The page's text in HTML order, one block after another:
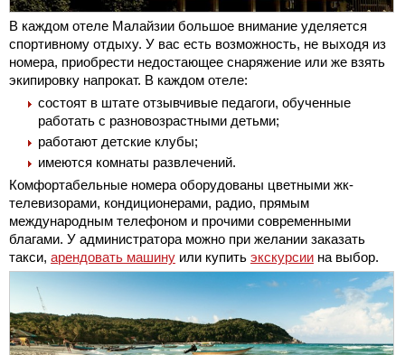
В каждом отеле Малайзии большое внимание уделяется
спортивному отдыху. У вас есть возможность, не выходя из
номера, приобрести недостающее снаряжение или же взять
экипировку напрокат. В каждом отеле:
состоят в штате отзывчивые педагоги, обученные
работать с разновозрастными детьми;
работают детские клубы;
имеются комнаты развлечений.
Комфортабельные номера оборудованы цветными жк-
телевизорами, кондиционерами, радио, прямым
международным телефоном и прочими современными
благами. У администратора можно при желании заказать
такси, арендовать машину или купить экскурсии на выбор.